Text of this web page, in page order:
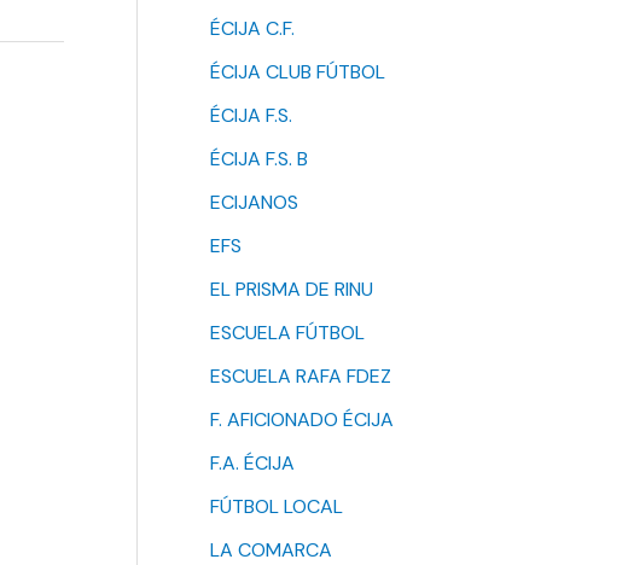
ÉCIJA C.F.
ÉCIJA CLUB FÚTBOL
ÉCIJA F.S.
ÉCIJA F.S. B
ECIJANOS
EFS
EL PRISMA DE RINU
ESCUELA FÚTBOL
ESCUELA RAFA FDEZ
F. AFICIONADO ÉCIJA
F.A. ÉCIJA
FÚTBOL LOCAL
LA COMARCA